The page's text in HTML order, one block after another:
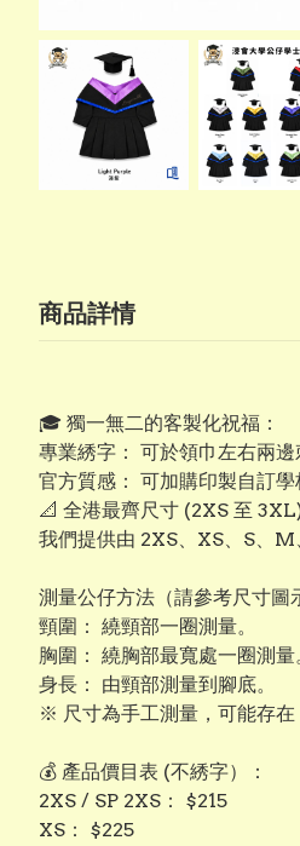
商品詳情
​🎓 獨一無二的客製化祝福：
專業綉字： 可於領巾左右兩邊
官方質感： 可加購印製自訂
​📐 全港最齊尺寸 (2XS 至 3XL)
我們提供由 2XS、XS、S、
測量公仔方法（請參考尺寸圖
頸圍： 繞頸部一圈測量。
胸圍： 繞胸部最寬處一圈測量
​身長： 由頸部測量到腳底。
※ 尺寸為手工測量，可能存在
💰 產品價目表 (不綉字）：
​2XS / SP 2XS： $215
​XS： $225